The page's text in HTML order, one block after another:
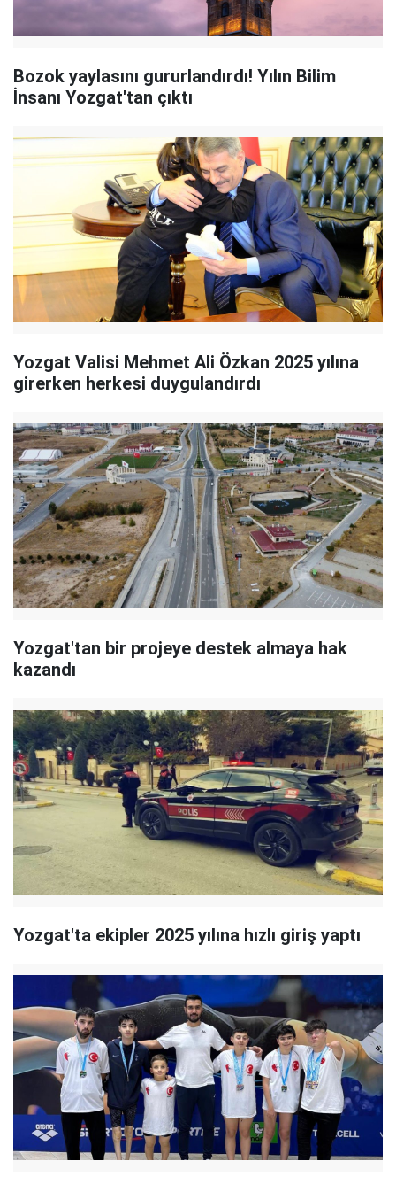
Bozok yaylasını gururlandırdı! Yılın Bilim
İnsanı Yozgat'tan çıktı
Yozgat Valisi Mehmet Ali Özkan 2025 yılına
girerken herkesi duygulandırdı
Yozgat'tan bir projeye destek almaya hak
kazandı
Yozgat'ta ekipler 2025 yılına hızlı giriş yaptı